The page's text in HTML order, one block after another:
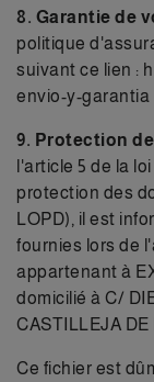
8. Garantie de
politique
suivant ce lien :
envio-y-garantia
9. Protection
l'article 5 de la
protection des
LOPD), il est
fournies lors de
appartenant à
domicilié à C/
CASTILLEJA DE
Ce fichier est